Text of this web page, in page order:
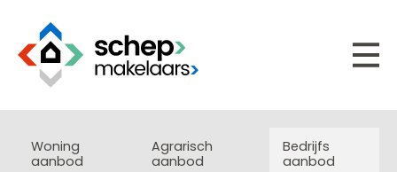
Woning
aanbod
Agrarisch
aanbod
Bedrijfs
aanbod